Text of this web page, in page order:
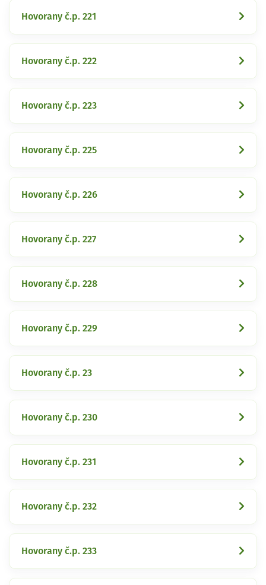
Hovorany č.p. 221
Hovorany č.p. 222
Hovorany č.p. 223
Hovorany č.p. 225
Hovorany č.p. 226
Hovorany č.p. 227
Hovorany č.p. 228
Hovorany č.p. 229
Hovorany č.p. 23
Hovorany č.p. 230
Hovorany č.p. 231
Hovorany č.p. 232
Hovorany č.p. 233